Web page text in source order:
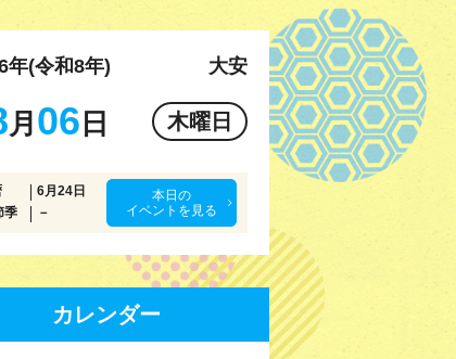
年(令和8年) 大安
月 06 日 木曜日
6月24日
季
－
本日の
イベントを見る
カレンダー